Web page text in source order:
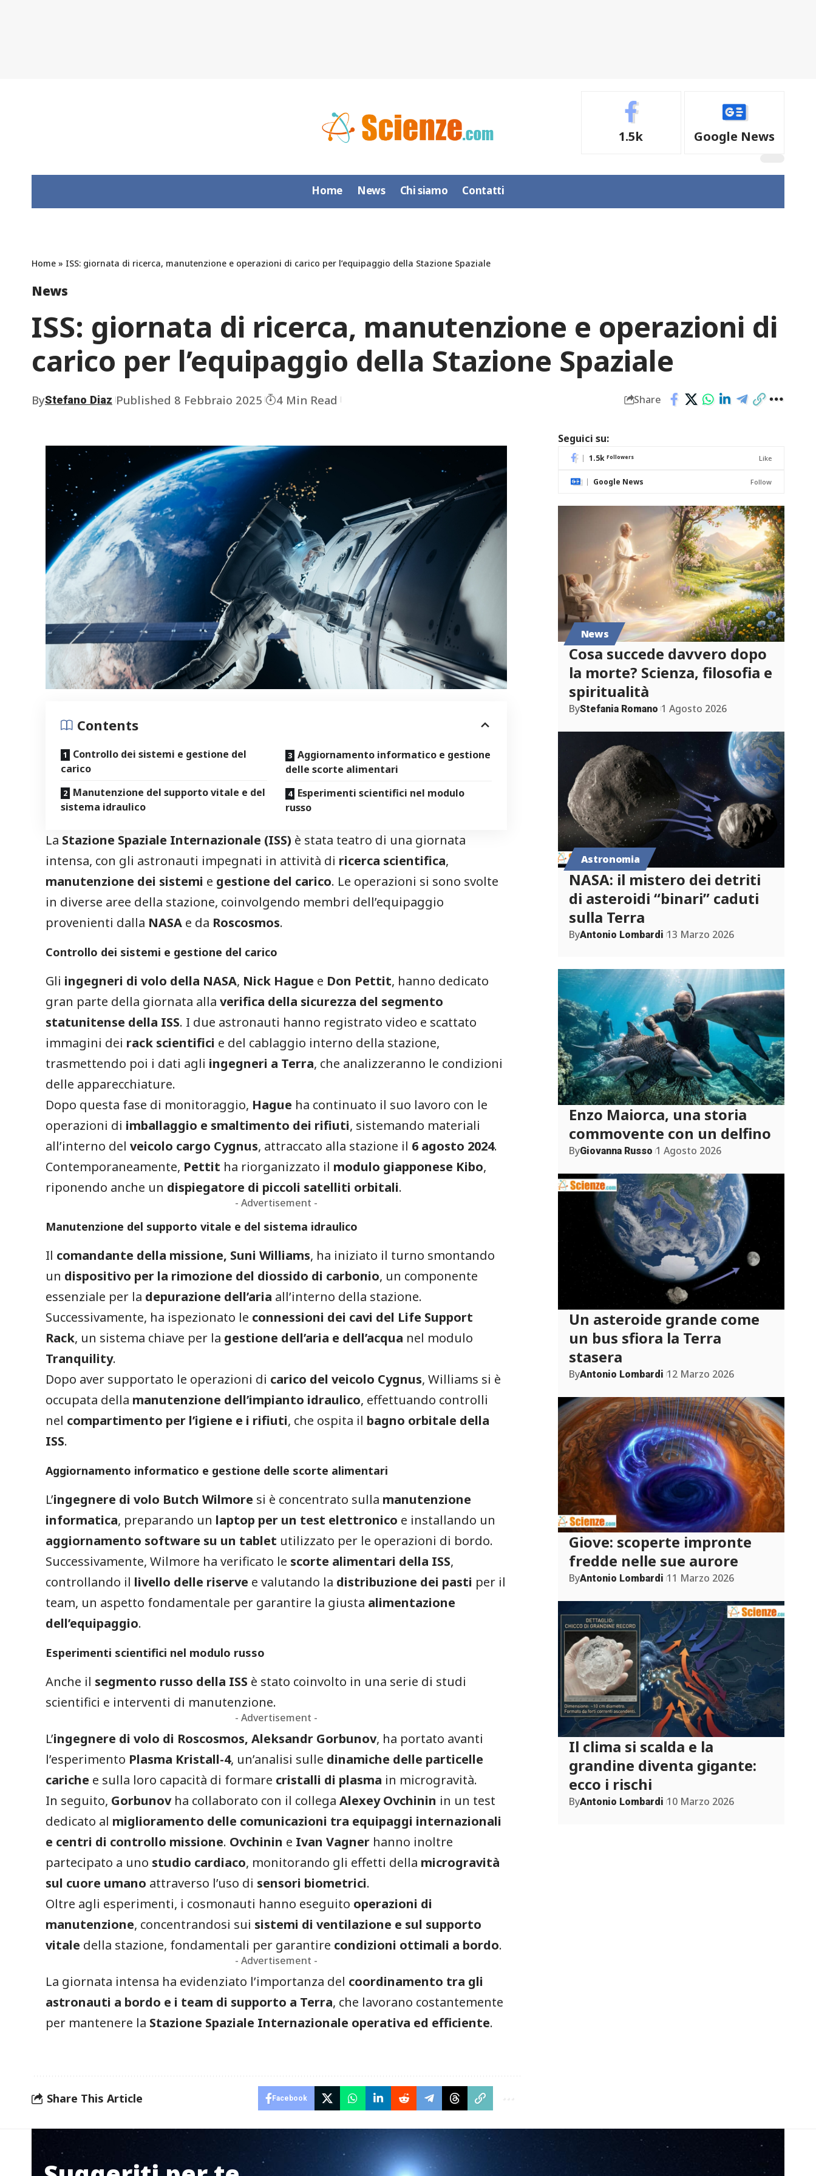
1.5k Google News
Home News Chi siamo Contatti
Home » ISS: giornata di ricerca, manutenzione e operazioni di carico per l’equipaggio della Stazione Spaziale
News
ISS: giornata di ricerca, manutenzione e operazioni di
carico per l’equipaggio della Stazione Spaziale
ByStefano Diaz Published 8 Febbraio 2025 4 Min Read Share
Contents
Controllo dei sistemi e gestione del
carico
Manutenzione del supporto vitale e del
sistema idraulico
Aggiornamento informatico e gestione
delle scorte alimentari
Esperimenti scientifici nel modulo
russo
La Stazione Spaziale Internazionale (ISS) è stata teatro di una giornata
intensa, con gli astronauti impegnati in attività di ricerca scientifica,
manutenzione dei sistemi e gestione del carico. Le operazioni si sono svolte
in diverse aree della stazione, coinvolgendo membri dell’equipaggio
provenienti dalla NASA e da Roscosmos.
Controllo dei sistemi e gestione del carico
Gli ingegneri di volo della NASA, Nick Hague e Don Pettit, hanno dedicato
gran parte della giornata allaverifica della sicurezza del segmento
statunitense della ISS. I due astronauti hanno registrato video e scattato
immagini dei rack scientifici e del cablaggio interno della stazione,
trasmettendo poi i dati agli ingegneri a Terra, che analizzeranno le condizioni
delle apparecchiature.
Dopo questa fase di monitoraggio, Hague ha continuato il suo lavoro con le
operazioni di imballaggio e smaltimento dei rifiuti, sistemando materiali
all’interno delveicolo cargo Cygnus, attraccato alla stazione il 6 agosto 2024.
Contemporaneamente, Pettit ha riorganizzato il modulo giapponese Kibo,
riponendo anche un dispiegatore di piccoli satelliti orbitali.
- Advertisement -
Manutenzione del supporto vitale e del sistema idraulico
Il comandante della missione, Suni Williams, ha iniziato il turno smontando
un dispositivo per la rimozione del diossido di carbonio, un componente
essenziale per la depurazione dell’aria all’interno della stazione.
Successivamente, ha ispezionato le connessioni dei cavi del Life Support
Rack, un sistema chiave per la gestione dell’aria e dell’acqua nel modulo
Tranquility.
Dopo aver supportato le operazioni di carico del veicolo Cygnus, Williams si è
occupata della manutenzione dell’impianto idraulico, effettuando controlli
nel compartimento per l’igiene e i rifiuti, che ospita il bagno orbitale della
ISS.
Aggiornamento informatico e gestione delle scorte alimentari
L’ingegnere di volo Butch Wilmore si è concentrato sulla manutenzione
informatica, preparando un laptop per un test elettronico e installando un
aggiornamento software su un tablet utilizzato per le operazioni di bordo.
Successivamente, Wilmore ha verificato le scorte alimentari della ISS,
controllando il livello delle riserve e valutando la distribuzione dei pasti per il
team, un aspetto fondamentale per garantire la giusta alimentazione
dell’equipaggio.
Esperimenti scientifici nel modulo russo
Anche il segmento russo della ISS è stato coinvolto in una serie di studi
scientifici e interventi di manutenzione.
- Advertisement -
L’ingegnere di volo di Roscosmos, Aleksandr Gorbunov, ha portato avanti
l’esperimento Plasma Kristall-4, un’analisi sulle dinamiche delle particelle
cariche e sulla loro capacità di formare cristalli di plasma in microgravità.
In seguito, Gorbunovha collaborato con il collegaAlexey Ovchinin in un test
dedicato al miglioramento delle comunicazioni tra equipaggi internazionali
e centri di controllo missione. Ovchinin e Ivan Vagner hanno inoltre
partecipato a uno studio cardiaco, monitorando gli effetti della microgravità
sul cuore umano attraverso l’uso di sensori biometrici.
Oltre agli esperimenti, i cosmonauti hanno eseguito operazioni di
manutenzione, concentrandosi sui sistemi di ventilazione e sul supporto
vitale della stazione, fondamentali per garantire condizioni ottimali a bordo.
- Advertisement -
La giornata intensa ha evidenziato l’importanza del coordinamento tra gli
astronauti a bordo e i team di supporto a Terra, che lavorano costantemente
per mantenere la Stazione Spaziale Internazionale operativa ed efficiente.
Share This Article Facebook
Seguici su:
1.5k Followers Like
Google News Follow
News
Cosa succede davvero dopo
la morte? Scienza, filosofia e
spiritualità
ByStefania Romano 1 Agosto 2026
Astronomia
NASA: il mistero dei detriti
di asteroidi “binari” caduti
sulla Terra
ByAntonio Lombardi 13 Marzo 2026
Enzo Maiorca, una storia
commovente con un delfino
ByGiovanna Russo 1 Agosto 2026
Un asteroide grande come
un bus sfiora la Terra
stasera
ByAntonio Lombardi 12 Marzo 2026
Giove: scoperte impronte
fredde nelle sue aurore
ByAntonio Lombardi 11 Marzo 2026
Il clima si scalda e la
grandine diventa gigante:
ecco i rischi
ByAntonio Lombardi 10 Marzo 2026